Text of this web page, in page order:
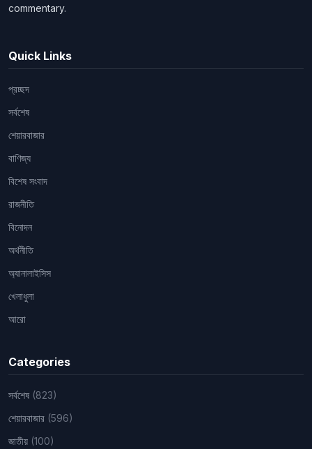
commentary.
Quick Links
প্রচ্ছদ
সর্বশেষ
শেয়ারবাজার
বাণিজ্য
বিশেষ সংবাদ
রাজনীতি
বিনোদন
অর্থনীতি
অ্যানালাইসিস
খেলাধুলা
আরো
Categories
সর্বশেষ (823)
শেয়ারবাজার (596)
জাতীয় (100)